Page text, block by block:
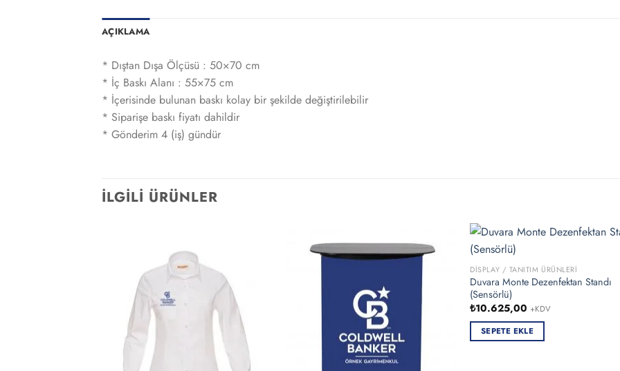
AÇIKLAMA
* Dıştan Dışa Ölçüsü : 50×70 cm
* İç Baskı Alanı : 55×75 cm
* İçerisinde bulunan baskı kolay bir şekilde değiştirilebilir
* Siparişe baskı fiyatı dahildir
* Gönderim 4 (iş) gündür
İLGILI ÜRÜNLER
DISPLAY / TANITIM ÜRÜNLERI
Duvara Monte Dezenfektan Standı
(Sensörlü)
₺10.625,00 +KDV
SEPETE EKLE